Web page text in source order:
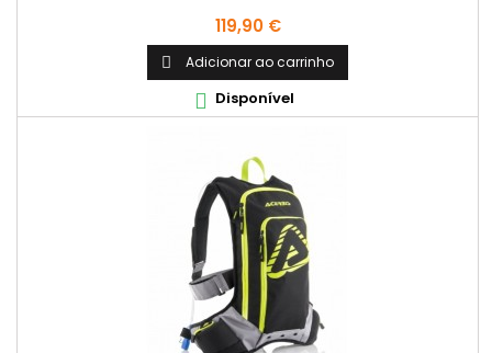
Preço
119,90 €
 Adicionar ao carrinho
 Disponível